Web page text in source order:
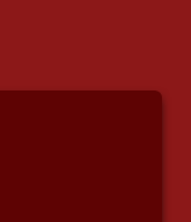
come figura